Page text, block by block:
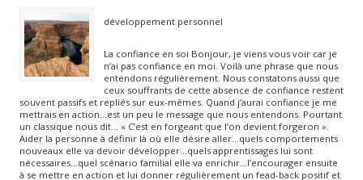
développement personnel
La confiance en soi Bonjour, je viens vous voir car je
n’ai pas confiance en moi. Voilà une phrase que nous
entendons régulièrement. Nous constatons aussi que
ceux souffrants de cette absence de confiance restent
souvent passifs et repliés sur eux-mêmes. Quand j’aurai confiance je me
mettrais en action…est un peu le message que nous entendons. Pourtant
un classique nous dit… « C’est en forgeant que l’on devient forgeron ».
Aider la personne à définir là où elle désire aller…quels comportements
nouveaux elle va devoir développer…quels apprentissages lui sont
nécessaires…quel scénario familial elle va enrichir…l’encourager ensuite
à se mettre en action et lui donner régulièrement un fead-back positif et